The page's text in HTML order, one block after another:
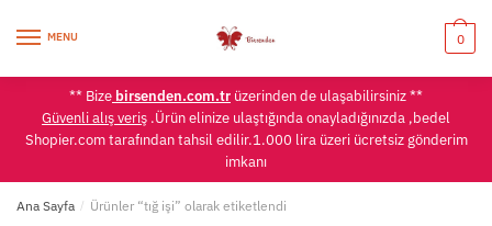
MENU 0
** Bize birsenden.com.tr üzerinden de ulaşabilirsiniz **
Güvenli alış veriş .Ürün elinize ulaştığında onayladığınızda ,bedel
Shopier.com tarafından tahsil edilir.1.000 lira üzeri ücretsiz gönderim
imkanı
Ana Sayfa / Ürünler “tığ işi” olarak etiketlendi